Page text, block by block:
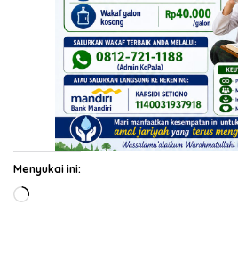
Menyukai ini:
Memuat...